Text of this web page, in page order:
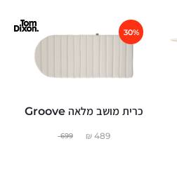
כרית מושב מלאה Groove
30%
489
₪
699